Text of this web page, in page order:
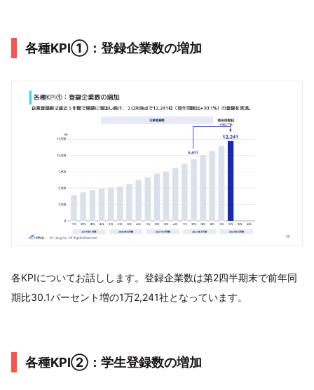
各種KPI①：登録企業数の増加
各KPIについてお話しします。登録企業数は第2四半期末で前年同
期比30.1パーセント増の1万2,241社となっています。
各種KPI②：学生登録数の増加